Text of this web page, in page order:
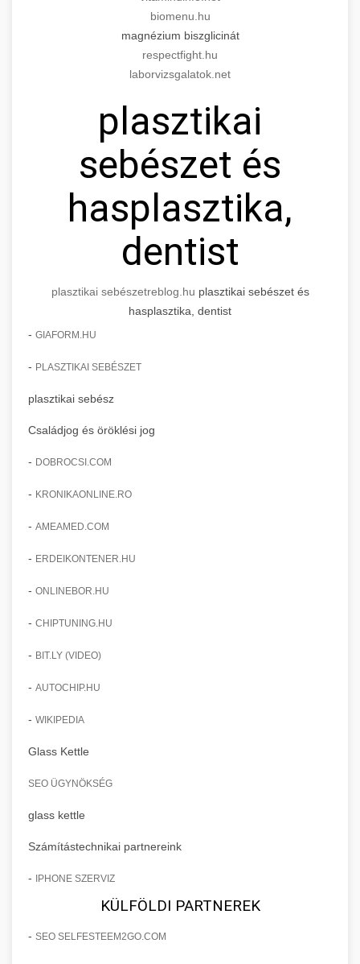
biomenu.hu
magnézium biszglicinát
respectfight.hu
laborvizsgalatok.net
plasztikai
sebészet és
hasplasztika,
dentist
plasztikai sebészetreblog.hu plasztikai sebészet és
hasplasztika, dentist
- GIAFORM.HU
- PLASZTIKAI SEBÉSZET
plasztikai sebész
Családjog és öröklési jog
- DOBROCSI.COM
- KRONIKAONLINE.RO
- AMEAMED.COM
- ERDEIKONTENER.HU
- ONLINEBOR.HU
- CHIPTUNING.HU
- BIT.LY (VIDEO)
- AUTOCHIP.HU
- WIKIPEDIA
Glass Kettle
SEO ÜGYNÖKSÉG
glass kettle
Számítástechnikai partnereink
- IPHONE SZERVIZ
KÜLFÖLDI PARTNEREK
- SEO SELFESTEEM2GO.COM